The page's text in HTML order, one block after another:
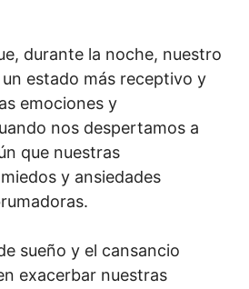
durante la noche, nuestro
estado más receptivo y
emociones y
nos despertamos a
que nuestras
y ansiedades
sueño y el cansancio
exacerbar nuestras